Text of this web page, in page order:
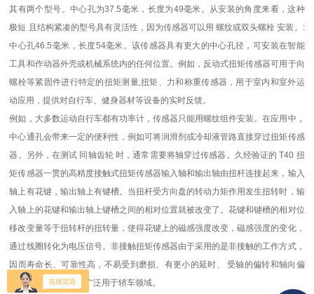
其有两个型号。中心孔为37.5毫米，长度为49毫米。从安装的角度来看，这种
极短 且结构紧凑的型号具有灵活性，因为传感器可以用 螺纹或双头螺栓 安装。:
中心孔46.5毫米，长度54毫米。该传感器具有更大的中心孔径，可安装在智能
工具和作动器外壳或机械系统内的任何位置。例如，反动式扭矩传感器可用于向
螺栓等紧固件进行特定的扭矩测量,扭矩、力和称重传感器，用于室内和室外运
动应用，提供对自行车、健身器材等设备的实时反馈。
例如，大多数运动自行车都有功率计，传感器只能用螺纹组件安装。在应用中，
中心通孔会带来一定的便利性，例如可将润滑剂或冷却液管路直接穿过扭矩传感
器。另外，在测试 同轴齿轮 时，通常需要将轴穿过传感器。久经验证的 T40 扭
矩传感器一贯的高精度接触式扭矩传感器输入轴和输出轴由扭杆连接起来，输入
轴上有花键，输出轴上有键槽。当扭杆受方向盘的转动力矩作用发生扭转时，输
入轴上的花键和输出轴上键槽之间的相对位置就被改变了。花键和键槽的相对位
移改变量等于扭转杆的扭转量，使得花键上的磁感强度改变，磁感强度的变化，
通过线圈转化为电压信号。非接触扭矩传感器由于采用的是非接触的工作方式，
因而寿命长、可靠性高，不易受到磨损、有更小的延时、 受轴的偏转和轴向偏
移的影响更小，已经广泛用于轿车领域。